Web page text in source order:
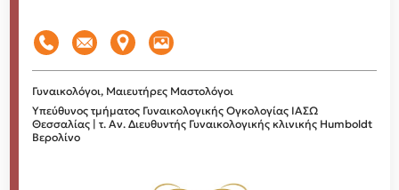
Γυναικολόγοι, Μαιευτήρες Μαστολόγοι
Υπεύθυνος τμήματος Γυναικολογικής Ογκολογίας ΙΑΣΩ
Θεσσαλίας | τ. Αν. Διευθυντής Γυναικολογικής κλινικής Humboldt
Βερολίνο